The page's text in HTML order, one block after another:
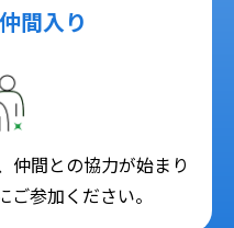
間入り
仲間との協力が始まり
参加ください。